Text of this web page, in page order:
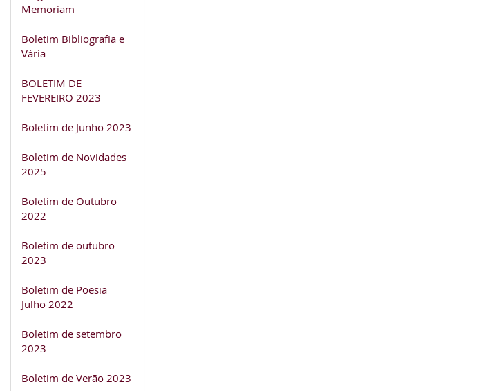
Memoriam
Boletim Bibliografia e
Vária
BOLETIM DE
FEVEREIRO 2023
Boletim de Junho 2023
Boletim de Novidades
2025
Boletim de Outubro
2022
Boletim de outubro
2023
Boletim de Poesia
Julho 2022
Boletim de setembro
2023
Boletim de Verão 2023